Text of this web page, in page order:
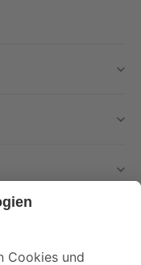
mehr verpassen!